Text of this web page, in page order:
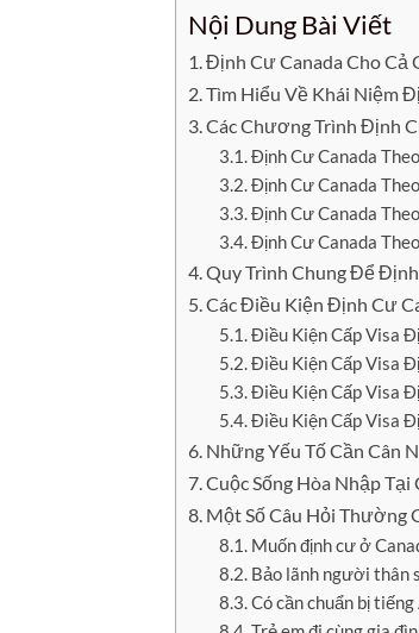
Nội Dung Bài Viết
Định Cư Canada Cho
Tìm Hiểu Về Khái Niệm
Các Chương Trình Định
Định Cư Canada
Định Cư Canada
Định Cư Canada
Định Cư Canada
Quy Trình Chung Để
Các Điều Kiện Định Cư
Điều Kiện Cấp Visa
Điều Kiện Cấp Visa
Điều Kiện Cấp Visa
Điều Kiện Cấp Visa
Những Yếu Tố Cần Cân
Cuộc Sống Hòa Nhập
Một Số Câu Hỏi Thường
Muốn định cư ở
Bảo lãnh người thân
Có cần chuẩn bị